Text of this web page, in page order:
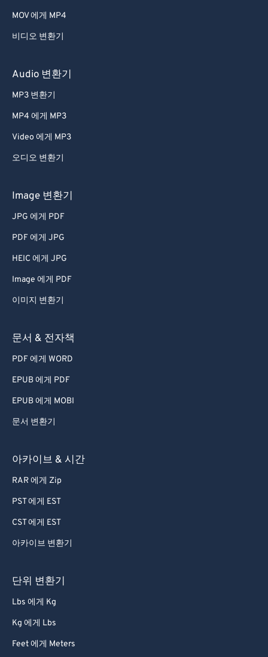
MOV 에게 MP4
비디오 변환기
Audio 변환기
MP3 변환기
MP4 에게 MP3
Video 에게 MP3
오디오 변환기
Image 변환기
JPG 에게 PDF
PDF 에게 JPG
HEIC 에게 JPG
Image 에게 PDF
이미지 변환기
문서 & 전자책
PDF 에게 WORD
EPUB 에게 PDF
EPUB 에게 MOBI
문서 변환기
아카이브 & 시간
RAR 에게 Zip
PST 에게 EST
CST 에게 EST
아카이브 변환기
단위 변환기
Lbs 에게 Kg
Kg 에게 Lbs
Feet 에게 Meters